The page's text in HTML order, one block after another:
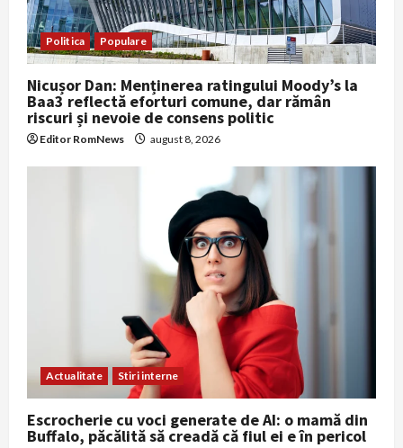
Politica Populare
Nicușor Dan: Menținerea ratingului Moody’s la
Baa3 reflectă eforturi comune, dar rămân
riscuri și nevoie de consens politic
Editor RomNews august 8, 2026
Actualitate Stiri interne
Escrocherie cu voci generate de AI: o mamă din
Buffalo, păcălită să creadă că fiul ei e în pericol